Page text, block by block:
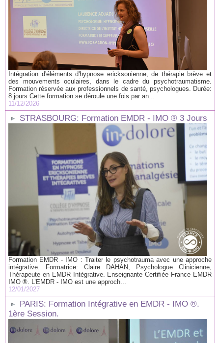
Intégration d'éléments d'hypnose ericksonienne, de thérapie brève et
des mouvements oculaires, dans le cadre du psychotraumatisme.
Formation réservée aux professionnels de santé, psychologues. Durée:
8 jours Cette formation se déroule une fois par an...
11/12/2026
STRASBOURG: Formation EMDR - IMO ® 3 Jours
Formation EMDR - IMO : Traiter le psychotrauma avec une approche
intégrative. Formatrice: Claire DAHAN, Psychologue Clinicienne,
Thérapeute en EMDR Intégrative. Enseignante Certifiée France EMDR
IMO ®. L’EMDR - IMO est une approch...
12/01/2027
PARIS: Formation Intégrative en EMDR - IMO ®.
1ère Session.